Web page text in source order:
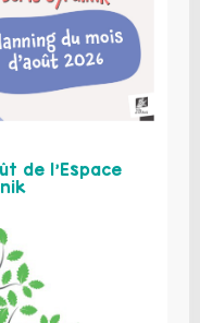
de l’Espace